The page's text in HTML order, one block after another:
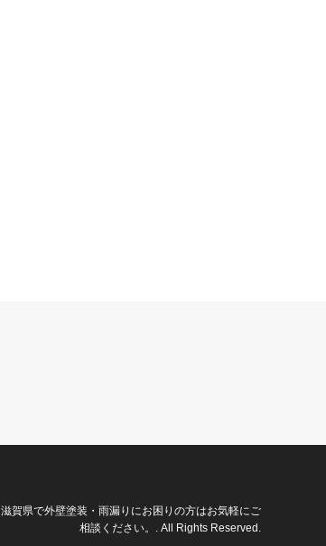
滋賀県で外壁塗装・雨漏りにお困りの方はお気軽にご
相談ください。 . All Rights Reserved.